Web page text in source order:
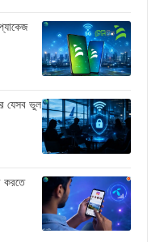
যেসব ভুল
করতে